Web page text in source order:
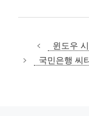
윈도우
국민은행 씨